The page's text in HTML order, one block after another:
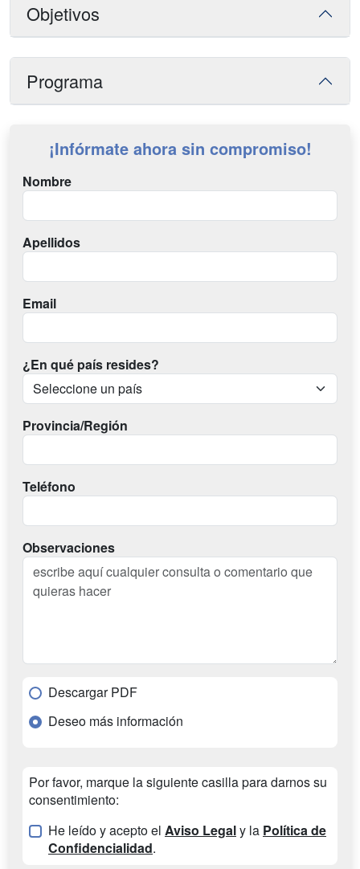
Objetivos
Programa
¡Infórmate ahora sin compromiso!
Nombre
Apellidos
Email
¿En qué país resides?
Provincia/Región
Teléfono
Observaciones
Descargar PDF
Deseo más información
Por favor, marque la siguiente casilla para darnos su
consentimiento:
He leído y acepto el Aviso Legaly la Política de
Confidencialidad.